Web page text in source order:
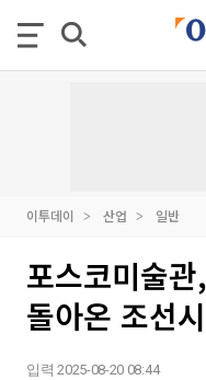
이투데이 산업 일반
포스코미술
돌아온 조선
입력 2025-08-20 08:44